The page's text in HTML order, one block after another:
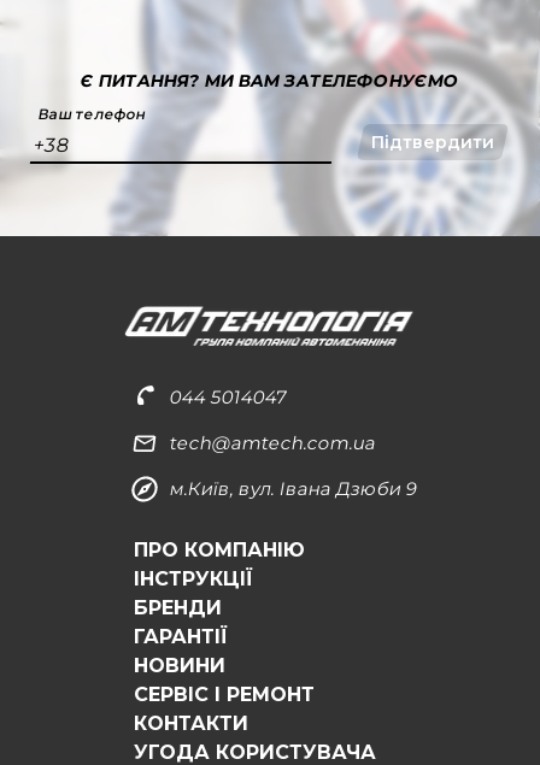
Є ПИТАННЯ?МИ ВАМ ЗАТЕЛЕФОНУЄМО
Ваш телефон
+38 Підтвердити
044 5014047
tech@amtech.com.ua
м.Київ, вул. Івана Дзюби 9
ПРО КОМПАНІЮ
ІНСТРУКЦІЇ
БРЕНДИ
ГАРАНТІЇ
НОВИНИ
СЕРВІС І РЕМОНТ
КОНТАКТИ
УГОДА КОРИСТУВАЧА